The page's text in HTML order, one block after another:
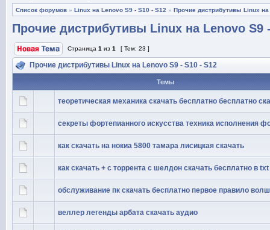
Список форумов » Linux на Lenovo S9 - S10 - S12 » Прочие дистрибутивы Linux на
Прочие дистрибутивы Linux на Lenovo S9
Страница 1 из 1 [ Тем: 23 ]
Прочие дистрибутивы Linux на Lenovo S9 - S10 - S12
Темы
теоретическая механика скачать бесплатно бесплатно
секреты фортепианного искусства техника исполнения
как скачать на нокиа 5800 тамара лисицкая скачать
как скачать + с торрента с шелдон скачать бесплатно в txt
обслуживание пк скачать бесплатно первое правило
веллер легенды арбата скачать аудио